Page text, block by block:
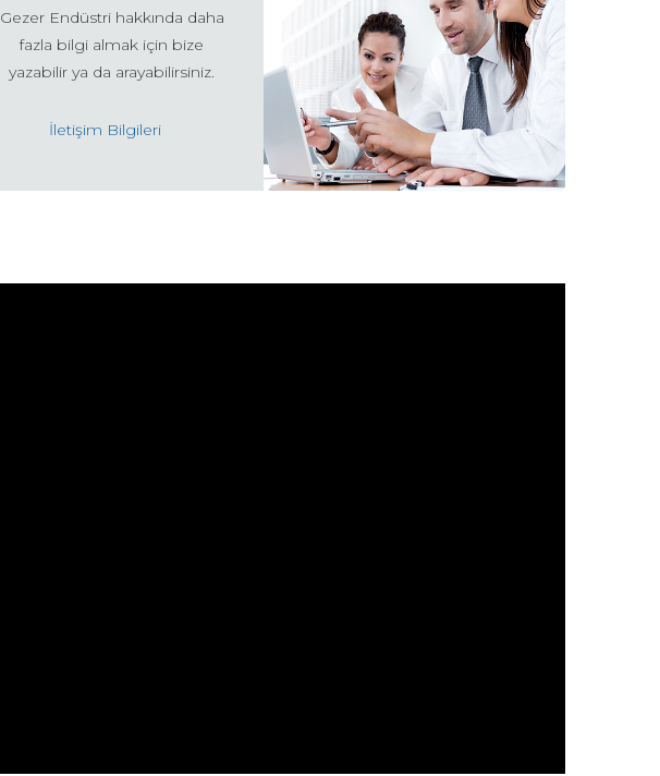
Gezer Endüstri hakkında daha
fazla bilgi almak için bize
yazabilir ya da arayabilirsiniz.
İletişim Bilgileri